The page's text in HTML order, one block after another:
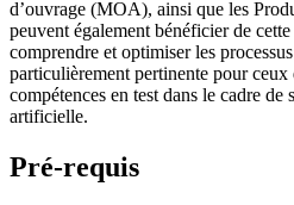
d’ouvrage (MOA), ainsi que les
peuvent également bénéficier de
comprendre et optimiser les
particulièrement pertinente pour
compétences en test dans le cadre de
artificielle.
Pré-requis